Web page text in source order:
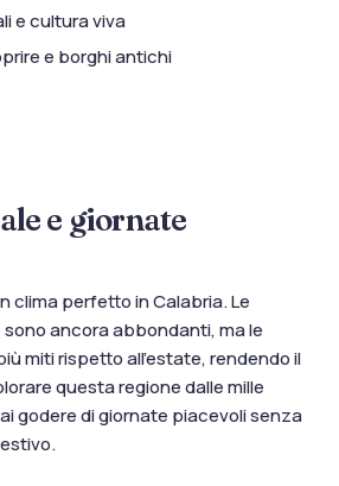
e cultura viva
e borghi antichi
e giornate
clima perfetto in Calabria. Le
ancora abbondanti, ma le
miti rispetto all’estate, rendendo il
questa regione dalle mille
godere di giornate piacevoli senza